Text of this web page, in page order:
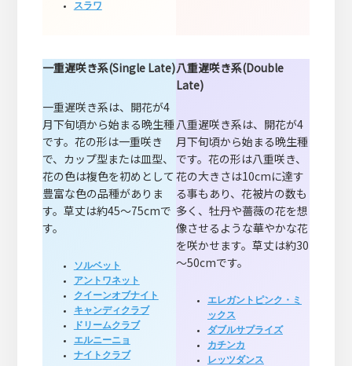
スラワ
一重遅咲き系(Single Late)
一重遅咲き系は、開花が4
月下旬頃から始まる晩生種
です。花の形は一重咲き
で、カップ型または皿型、
花の色は複色を初めとして
豊富な色の品種がありま
す。草丈は約45～75cmで
す。
ソルベット
アントワネット
クイーンオブナイト
キャンディクラブ
ドリームクラブ
エルニーニョ
ナイトクラブ
八重遅咲き系(Double
Late)
八重遅咲き系は、開花が4
月下旬頃から始まる晩生種
です。花の形は八重咲き、
花の大きさは10cmに達す
る事もあり、花被片の数も
多く、牡丹や薔薇の花を想
像させるような華やかな花
を咲かせます。草丈は約30
～50cmです。
エレガントピンク・ミ
ックス
ダブルサプライズ
カチンカ
レッツダンス